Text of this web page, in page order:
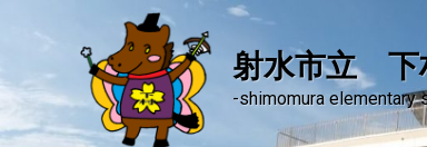
射水市立 下
-shimomura elementary